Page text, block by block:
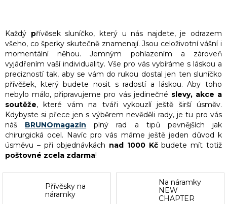
Každý přívěsek sluníčko, který u nás najdete, je odrazem
všeho, co šperky skutečně znamenají. Jsou celoživotní vášní i
momentální něhou. Jemným pohlazením a zároveň
vyjádřením vaší individuality. Vše pro vás vybíráme s láskou a
precizností tak, aby se vám do rukou dostal jen ten sluníčko
přívěšek, který budete nosit s radostí a láskou. Aby toho
nebylo málo, připravujeme pro vás jedinečné slevy, akce a
soutěže, které vám na tváři vykouzlí ještě širší úsměv.
Kdybyste si přece jen s výběrem nevěděli rady, je tu pro vás
náš BRUNOmagazín plný rad a tipů pevnějších jak
chirurgická ocel. Navíc pro vás máme ještě jeden důvod k
úsměvu – při objednávkách nad 1000 Kčbudete mít totiž
poštovné zcela zdarma!
Přívěsky na
náramky
Na náramky
NEW
CHAPTER